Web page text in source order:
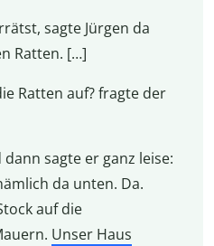
sagte Jürgen da
Ratten. […]
Ratten auf? fragte der
sagte er ganz leise:
da unten. Da.
auf die
Unser Haus